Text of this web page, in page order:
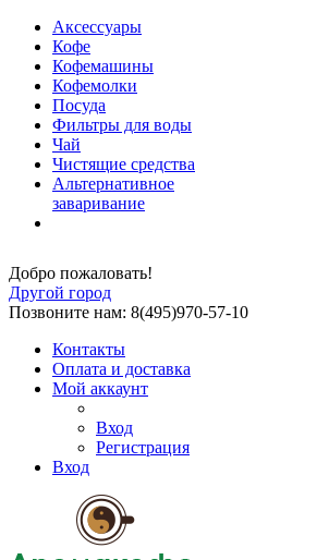
Аксессуары
Кофе
Кофемашины
Кофемолки
Посуда
Фильтры для воды
Чай
Чистящие средства
Альтернативное
заваривание
Добро пожаловать!
Другой город
Позвоните нам: 8(495)970-57-10
Контакты
Оплата и доставка
Мой аккаунт
Вход
Регистрация
Вход